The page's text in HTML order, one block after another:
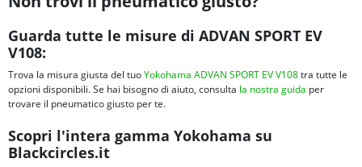
Guarda tutte le misure di ADVAN SPORT EV
V108:
Trova la misura giusta del tuoYokohama ADVAN SPORT EV V108tra tutte le
opzioni disponibili. Se hai bisogno di aiuto, consulta la nostra guida per
trovare il pneumatico giusto per te.
Scopri l'intera gamma Yokohama su
Blackcircles.it